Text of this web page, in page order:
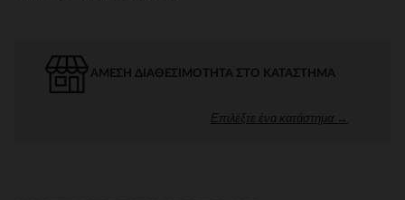
ΆΜΕΣΗ ΔΙΑΘΕΣΙΜΌΤΗΤΑ ΣΤΟ ΚΑΤΆΣΤΗΜΑ
Επιλέξτε ένα κατάστημα →